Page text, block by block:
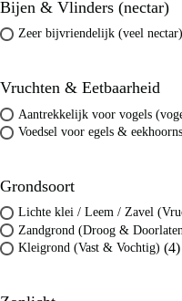
Bijen & Vlinders (nectar)
Zeer bijvriendelijk (veel nectar)
Vruchten & Eetbaarheid
Aantrekkelijk voor vogels
Voedsel voor egels &
Grondsoort
Lichte klei / Leem / Zavel
Zandgrond (Droog &
Kleigrond (Vast & Vochtig) (4)